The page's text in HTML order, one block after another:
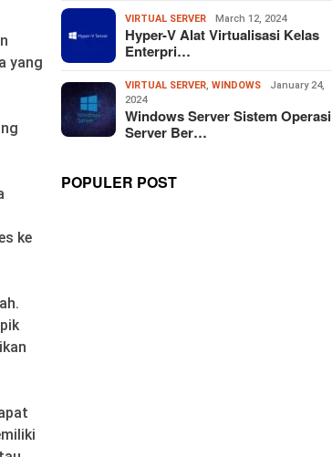
yang
ke
VIRTUAL SERVER March 12, 2024
Hyper-V Alat Virtualisasi Kelas
Enterpri…
VIRTUAL SERVER,WINDOWS
January 24,
2024
Windows Server Sistem Operasi
Server Ber…
POPULER POST